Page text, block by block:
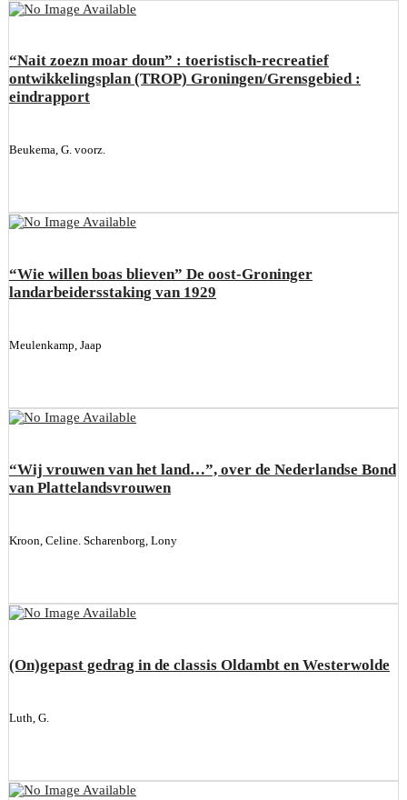
“Nait zoezn moar doun” : toeristisch-recreatief
ontwikkelingsplan (TROP) Groningen/Grensgebied :
eindrapport
Beukema, G. voorz.
“Wie willen boas blieven” De oost-Groninger
landarbeidersstaking van 1929
Meulenkamp, Jaap
“Wij vrouwen van het land…”, over de Nederlandse Bond
van Plattelandsvrouwen
Kroon, Celine. Scharenborg, Lony
(On)gepast gedrag in de classis Oldambt en Westerwolde
Luth, G.